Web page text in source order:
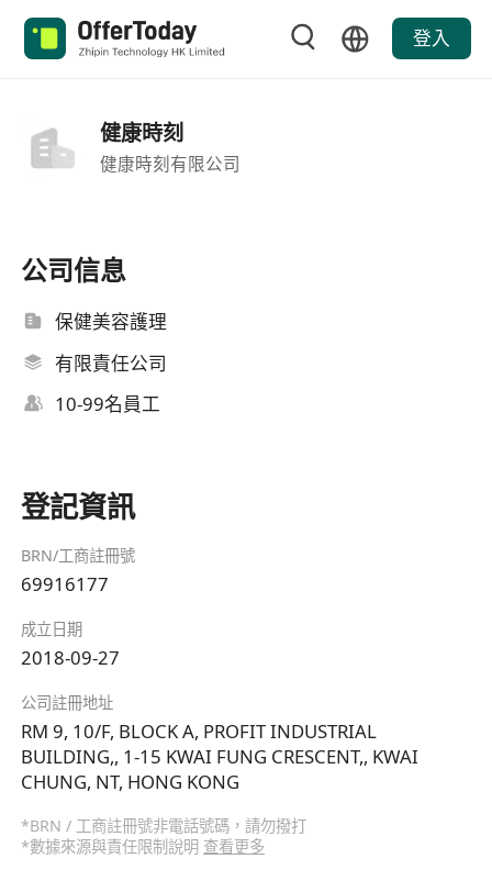
登入
健康時刻
健康時刻有限公司
公司信息
保健美容護理
有限責任公司
10-99名員工
登記資訊
BRN/工商註冊號
69916177
成立日期
2018-09-27
公司註冊地址
RM 9, 10/F, BLOCK A, PROFIT INDUSTRIAL
BUILDING,, 1-15 KWAI FUNG CRESCENT,, KWAI
CHUNG, NT, HONG KONG
*BRN / 工商註冊號非電話號碼，請勿撥打
*數據來源與責任限制說明 查看更多